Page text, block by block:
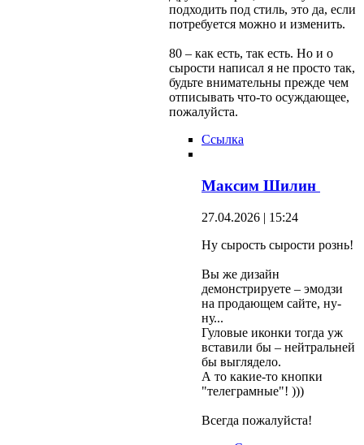
подходить под стиль, это да, если
потребуется можно и изменить.
80 – как есть, так есть. Но и о
сырости написал я не просто так,
будьте внимательны прежде чем
отписывать что-то осуждающее,
пожалуйста.
Ссылка
Максим Шилин
27.04.2026 | 15:24
Ну сырость сырости рознь!
Вы же дизайн
демонстрируете – эмодзи
на продающем сайте, ну-
ну...
Гуловые иконки тогда уж
вставили бы – нейтральней
бы выглядело.
А то какие-то кнопки
"телеграмные"! )))
Всегда пожалуйста!